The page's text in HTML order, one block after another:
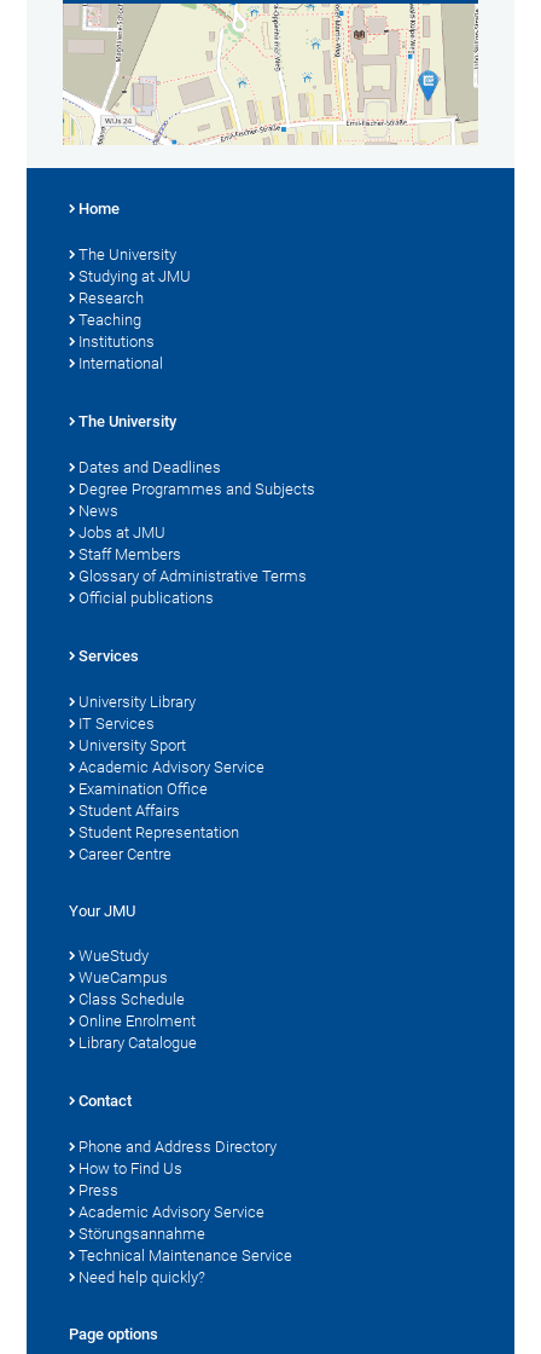
Home
The University
Studying at JMU
Research
Teaching
Institutions
International
The University
Dates and Deadlines
Degree Programmes and Subjects
News
Jobs at JMU
Staff Members
Glossary of Administrative Terms
Official publications
Services
University Library
IT Services
University Sport
Academic Advisory Service
Examination Office
Student Affairs
Student Representation
Career Centre
Your JMU
WueStudy
WueCampus
Class Schedule
Online Enrolment
Library Catalogue
Contact
Phone and Address Directory
How to Find Us
Press
Academic Advisory Service
Störungsannahme
Technical Maintenance Service
Need help quickly?
Page options